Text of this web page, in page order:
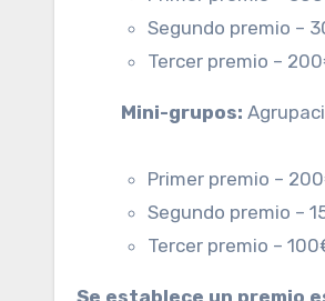
Segundo premio –
Tercer premio –
Mini-grupos:
Primer premio –
Segundo premio –
Tercer premio –
Se establece un premio